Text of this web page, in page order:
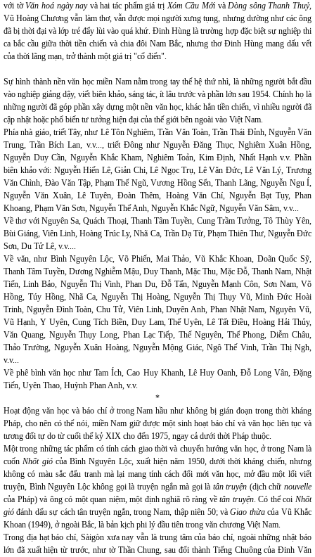
với tờVăn hoá ngày nayvà hai tác phẩm giá trịXóm Cầu Mới vàDòng sông Thanh Thuỷ,
Vũ Hoàng Chương vẫn làm thơ, vẫn được mọi người xưng tụng, nhưng dường như các ông
đã bị thời đại và lớp trẻ đẩy lùi vào quá khứ. Đinh Hùng là trường hợp đặc biệt sự nghiệp thi
ca bắc cầu giữa thời tiền chiến và chia đôi Nam Bắc, nhưng thơ Đinh Hùng mang dấu vết
của thời lãng mạn, trở thành một giá trị "cổ điển".
Sự hình thành nền văn học miền Nam nằm trong tay thế hệ thứ nhì, là những người bắt đầu
vào nghiệp giảng dậy, viết biên khảo, sáng tác, ít lâu trước và phần lớn sau 1954. Chính họ là
những người đã góp phần xây dựng một nền văn học, khác hẳn tiền chiến, vì nhiều người đã
cập nhật hoặc phổ biến tư tưởng hiện đại của thế giới bên ngoài vào Việt Nam.
Phía nhà giáo, triết Tây, như Lê Tôn Nghiêm, Trần Văn Toàn, Trần Thái Đỉnh, Nguyễn Văn
Trung, Trần Bích Lan, v.v..., triết Đông như Nguyễn Đăng Thục, Nghiêm Xuân Hồng,
Nguyễn Duy Cần, Nguyễn Khắc Kham, Nghiêm Toản, Kim Định, Nhất Hạnh v.v. Phần
biên khảo với: Nguyễn Hiến Lê, Giản Chi, Lê Ngọc Trụ, Lê Văn Đức, Lê Văn Lý, Trương
Văn Chình, Đào Văn Tập, Phạm Thế Ngũ, Vương Hồng Sển, Thanh Lãng, Nguyễn Ngu Í,
Nguyễn Văn Xuân, Lê Tuyên, Đoàn Thêm, Hoàng Văn Chí, Nguyễn Bạt Tụy, Phan
Khoang, Phạm Văn Sơn, Nguyễn Thế Anh, Nguyễn Khắc Ngữ, Nguyễn Văn Sâm, v.v...
Về thơ với Nguyên Sa, Quách Thoại, Thanh Tâm Tuyền, Cung Trầm Tưởng, Tô Thùy Yên,
Bùi Giáng, Viên Linh, Hoàng Trúc Ly, Nhã Ca, Trần Dạ Từ, Phạm Thiên Thư, Nguyễn Đức
Sơn, Du Tử Lê, v.v....
Về văn, như Bình Nguyên Lộc, Võ Phiến, Mai Thảo, Vũ Khắc Khoan, Doãn Quốc Sỹ,
Thanh Tâm Tuyền, Dương Nghiễm Mậu, Duy Thanh, Mặc Thu, Mặc Đỗ, Thanh Nam, Nhật
Tiến, Linh Bảo, Nguyễn Thị Vinh, Phan Du, Đỗ Tấn, Nguyễn Mạnh Côn, Sơn Nam, Võ
Hồng, Túy Hồng, Nhã Ca, Nguyễn Thị Hoàng, Nguyễn Thị Thụy Vũ, Minh Đức Hoài
Trinh, Nguyễn Đình Toàn, Chu Tử, Viên Linh, Duyên Anh, Phan Nhật Nam, Nguyên Vũ,
Vũ Hạnh, Y Uyên, Cung Tích Biền, Duy Lam, Thế Uyên, Lê Tất Điều, Hoàng Hải Thủy,
Văn Quang, Nguyễn Thụy Long, Phan Lạc Tiếp, Thế Nguyên, Thế Phong, Diễm Châu,
Thảo Trường, Nguyễn Xuân Hoàng, Nguyễn Mộng Giác, Ngô Thế Vinh, Trần Thị Ngh,
v.v...
Về phê bình văn học như Tam Ích, Cao Huy Khanh, Lê Huy Oanh, Đỗ Long Vân, Đặng
Tiến, Uyên Thao, Huỳnh Phan Anh, v.v.
*
Hoạt động văn học và báo chí ở trong Nam hầu như không bị gián đoạn trong thời kháng
Pháp, cho nên có thể nói, miền Nam giữ được một sinh hoạt báo chí và văn học liên tục và
tương đối tự do từ cuối thế kỷ XIX cho đến 1975, ngay cả dưới thời Pháp thuộc.
Một trong những tác phẩm có tính cách giao thời và chuyển hướng văn học, ở trong Nam là
cuốnNhốt giócủa Bình Nguyên Lộc, xuất hiện năm 1950, dưới thời kháng chiến, nhưng
không có màu sắc đấu tranh mà lại mang tính cách đổi mới văn học, mở đầu một lối viết
truyện, Bình Nguyên Lộc không gọi là truyện ngắn mà gọi là tân truyện (dịch chữ nouvelle
của Pháp) và ông có một quan niệm, một định nghiã rõ ràng vềtân truyện. Có thể coiNhốt
gió đánh dấu sự cách tân truyện ngắn, trong Nam, thập niên 50; vàGiao thừacủa Vũ Khắc
Khoan (1949), ở ngoài Bắc, là bản kịch phi lý đầu tiên trong văn chương Việt Nam.
Trong địa hạt báo chí, Sàigòn xưa nay vẫn là trung tâm của báo chí, ngoài những nhật báo
lớn đã xuất hiện từ trước, như tờ Thần Chung, sau đổi thành Tiếng Chuông của Đinh Văn